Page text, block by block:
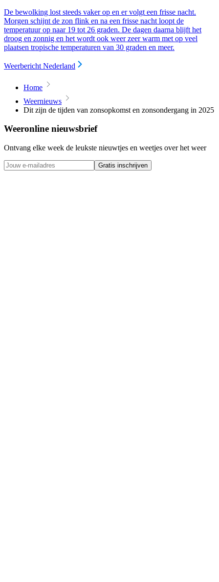
De bewolking lost steeds vaker op en er volgt een frisse nacht.
Morgen schijnt de zon flink en na een frisse nacht loopt de
temperatuur op naar 19 tot 26 graden. De dagen daarna blijft het
droog en zonnig en het wordt ook weer zeer warm met op veel
plaatsen tropische temperaturen van 30 graden en meer.
Weerbericht Nederland
Home
Weernieuws
Dit zijn de tijden van zonsopkomst en zonsondergang in 2025
Weeronline nieuwsbrief
Ontvang elke week de leukste nieuwtjes en weetjes over het weer
Gratis inschrijven